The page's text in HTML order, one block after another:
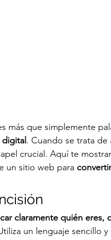
más que simplemente
. Cuando se trata
crucial. Aquí te
un sitio web para
claramente quién eres,
un lenguaje sencillo